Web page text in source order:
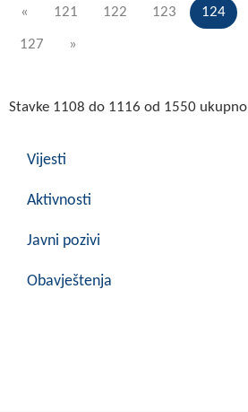
« 121 122 123 124
127 »
Stavke 1108 do 1116 od 1550 ukupno
Vijesti
Aktivnosti
Javni pozivi
Obavještenja